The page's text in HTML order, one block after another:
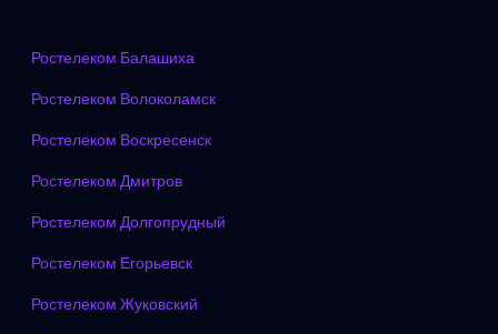
Ростелеком Балашиха
Ростелеком Волоколамск
Ростелеком Воскресенск
Ростелеком Дмитров
Ростелеком Долгопрудный
Ростелеком Егорьевск
Ростелеком Жуковский